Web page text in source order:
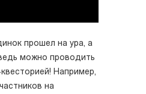
прошел на ура, а
можно проводить
Например,
на